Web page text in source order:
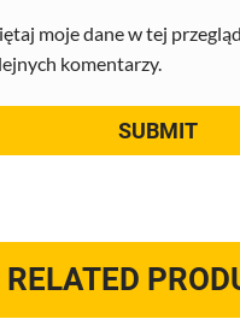
moje dane w tej
komentarzy.
RELATED